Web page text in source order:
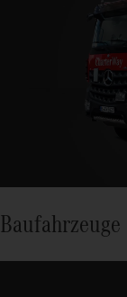
Baufahrzeuge